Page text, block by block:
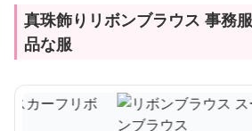
真珠飾りリボンブラウス 事務
品な服